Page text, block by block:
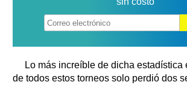
Lo más increíble de dicha estadística
de todos estos torneos solo perdió dos